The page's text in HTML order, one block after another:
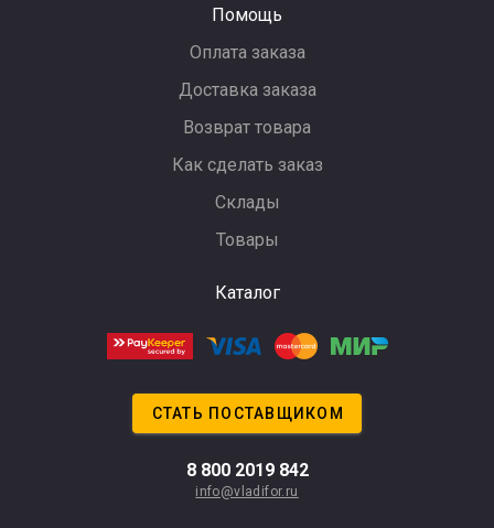
Помощь
Оплата заказа
Доставка заказа
Возврат товара
Как сделать заказ
Склады
Товары
Каталог
СТАТЬ ПОСТАВЩИКОМ
8 800 2019 842
info@vladifor.ru